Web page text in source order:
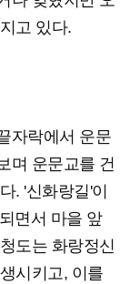
고 있다.
자락에서 운문
며 운문교를 건
. '신화랑길'이
면서 마을 앞
도는 화랑정신
시키고, 이를